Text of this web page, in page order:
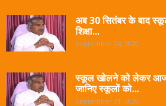
अब 30 सितंबर के बाद
शिक्षा...
September 24, 2020
स्कूल खोलने को लेकर आज
जानिए स्कूलों को...
September 21, 2020